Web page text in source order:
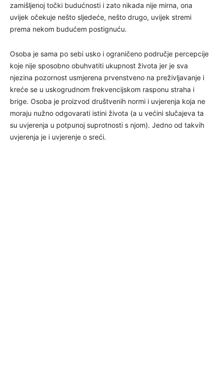
zamišljenoj točki budućnosti i zato nikada nije mirna, ona
uvijek očekuje nešto sljedeće, nešto drugo, uvijek stremi
prema nekom budućem postignuću.
Osoba je sama po sebi usko i ograničeno područje percepcije
koje nije sposobno obuhvatiti ukupnost života jer je sva
njezina pozornost usmjerena prvenstveno na preživljavanje i
kreće se u uskogrudnom frekvencijskom rasponu straha i
brige. Osoba je proizvod društvenih normi i uvjerenja koja ne
moraju nužno odgovarati istini života (a u većini slučajeva ta
su uvjerenja u potpunoj suprotnosti s njom). Jedno od takvih
uvjerenja je i uvjerenje o sreći.